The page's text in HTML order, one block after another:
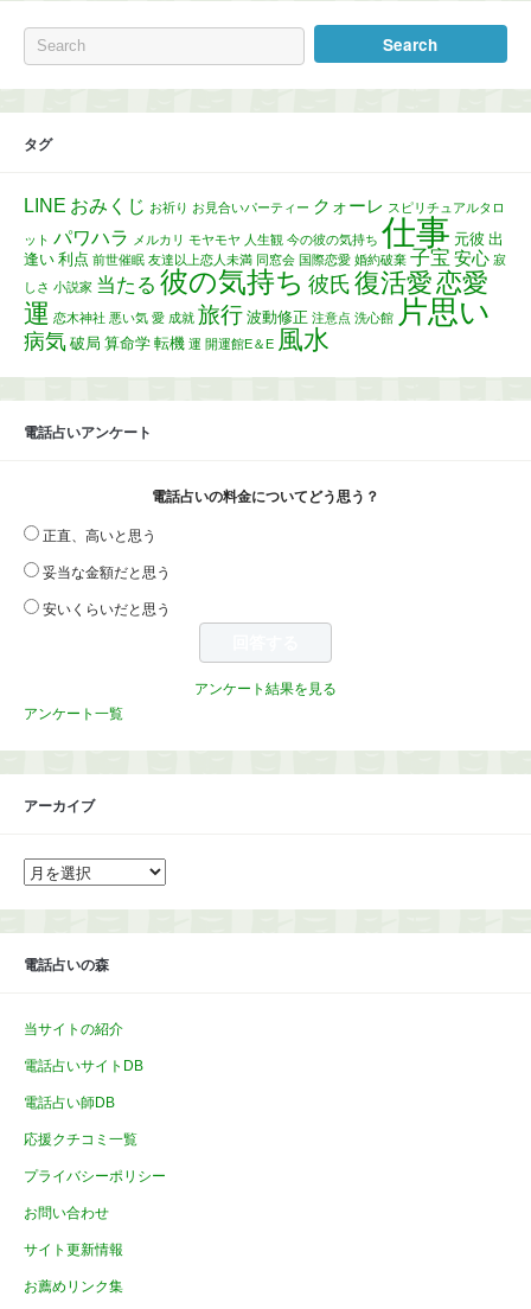
タグ
LINE おみくじ お祈り お見合いパーティー クォーレ スピリチュアルタロ
ット パワハラ メルカリ モヤモヤ 人生観 今の彼の気持ち 仕事 元彼 出
逢い 利点 前世催眠 友達以上恋人未満 同窓会 国際恋愛 婚約破棄 子宝 安心 寂
しさ 小説家 当たる 彼の気持ち 彼氏 復活愛恋愛
運 恋木神社 悪い気 愛 成就 旅行 波動修正 注意点 洗心館 片思い
病気 破局 算命学 転機 運 開運館E＆E 風水
電話占いアンケート
電話占いの料金についてどう思う？
正直、高いと思う
妥当な金額だと思う
安いくらいだと思う
アンケート結果を見る
アンケート一覧
アーカイブ
ア
ー
イ
電話占いの森
当サイトの紹介
電話占いサイトDB
電話占い師DB
応援クチコミ一覧
プライバシーポリシー
お問い合わせ
サイト更新情報
お薦めリンク集